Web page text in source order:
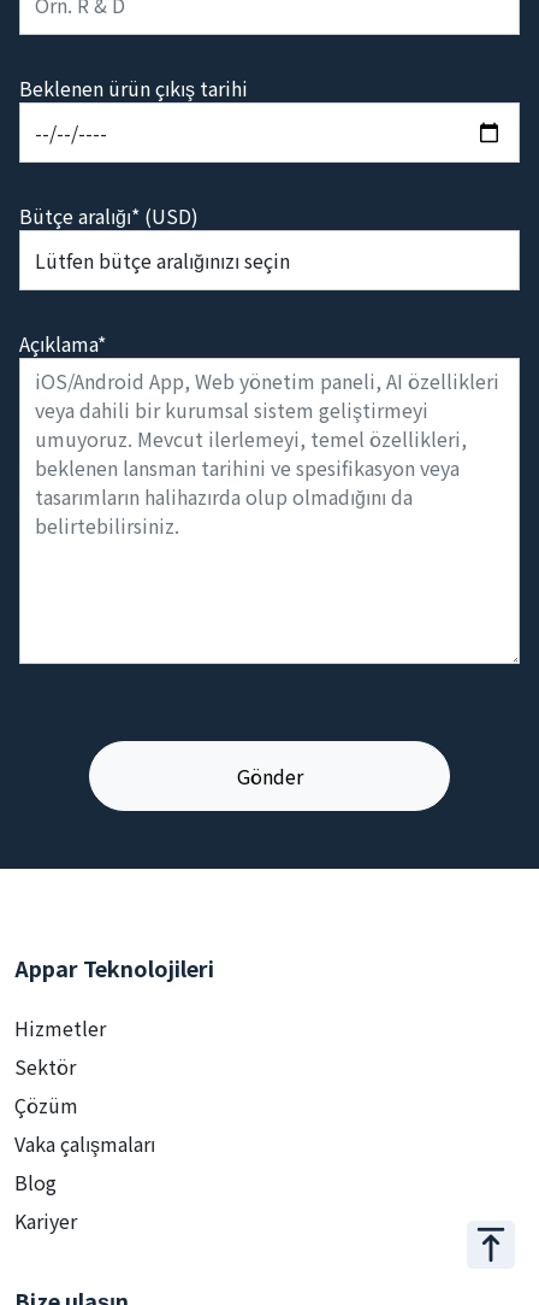
Beklenen ürün çıkış tarihi
Bütçe aralığı* (USD)
Açıklama*
Appar Teknolojileri
Hizmetler
Sektör
Çözüm
Vaka çalışmaları
Blog
Kariyer